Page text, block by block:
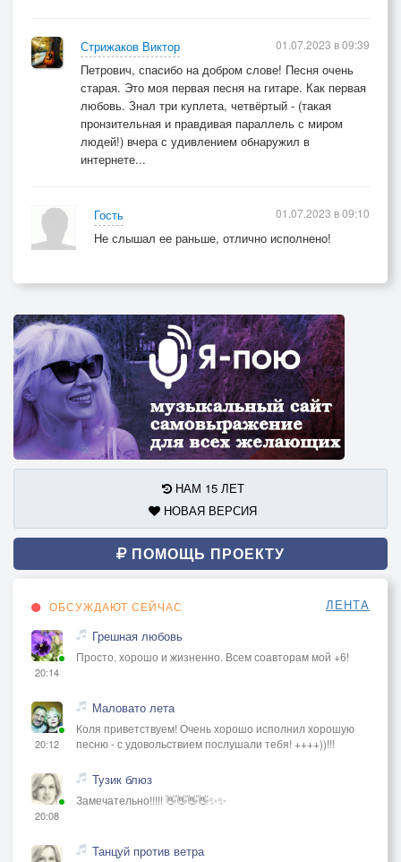
Стрижаков Виктор
Петрович, спасибо на добром слове! Песня очень
старая. Это моя первая песня на гитаре. Как первая
любовь. Знал три куплета, четвёртый - (такая
пронзительная и правдивая параллель с миром
людей!) вчера с удивлением обнаружил в
интернете...
01.07.2023 в 09:39
Гость
Не слышал ее раньше, отлично исполнено!
01.07.2023 в 09:10
НАМ 15 ЛЕТ
НОВАЯ ВЕРСИЯ
ПОМОЩЬ ПРОЕКТУ
ОБСУЖДАЮТ СЕЙЧАС ЛЕНТА
20:14
Грешная любовь
Просто, хорошо и жизненно. Всем соавторам мой +6!
20:12
Маловато лета
Коля приветствуем! Очень хорошо исполнил хорошую
песню - с удовольствием послушали тебя! ++++))!!!
20:08
Тузик блюз
Замечательно!!!!! 👋👋👋👋✨✨
Танцуй против ветра